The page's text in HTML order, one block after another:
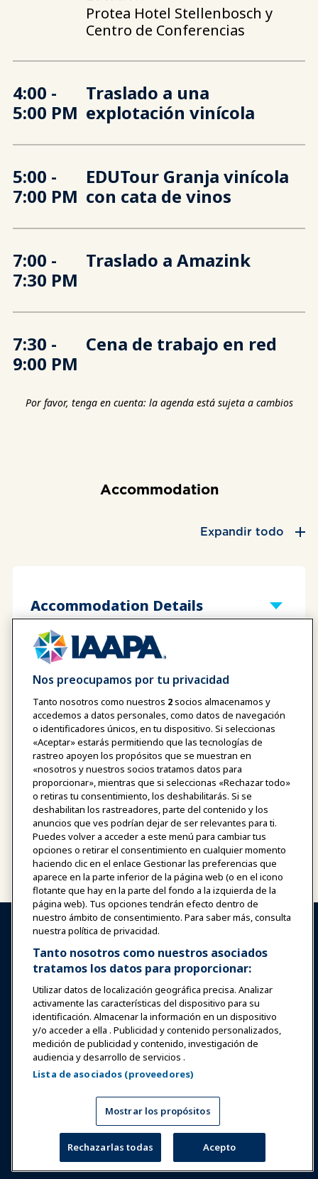
Protea Hotel Stellenbosch y
Centro de Conferencias
4:00 -
5:00 PM
Traslado a una
explotación vinícola
5:00 -
7:00 PM
EDUTour Granja vinícola
con cata de vinos
7:00 -
7:30 PM
Traslado a Amazink
7:30 -
9:00 PM
Cena de trabajo en red
Por favor, tenga en cuenta: la agenda está sujeta a cambios
Accommodation
Expandir todo
Accommodation Details
Sponsorship Opportunities
Expandir todo
Interested in becoming an
event sponsor?
Vea lo que nuestros miembros
están diciendo
Descubra cómo la membresía de IAAPA ha impactado
positivamente a los negocios en la industria de atracciones
Nos preocupamos por tu privacidad
Tanto nosotros como nuestros 2socios almacenamos y
accedemos a datos personales, como datos de navegación
o identificadores únicos, en tu dispositivo. Si seleccionas
«Aceptar» estarás permitiendo que las tecnologías de
rastreo apoyen los propósitos que se muestran en
«nosotros y nuestros socios tratamos datos para
proporcionar», mientras que si seleccionas «Rechazar todo»
o retiras tu consentimiento, los deshabilitarás. Si se
deshabilitan los rastreadores, parte del contenido y los
anuncios que ves podrían dejar de ser relevantes para ti.
Puedes volver a acceder a este menú para cambiar tus
opciones o retirar el consentimiento en cualquier momento
haciendo clic en el enlace Gestionar las preferencias que
aparece en la parte inferior de la página web (o en el icono
flotante que hay en la parte del fondo a la izquierda de la
página web). Tus opciones tendrán efecto dentro de
nuestro ámbito de consentimiento. Para saber más, consulta
nuestra política de privacidad.
Tanto nosotros como nuestros asociados
tratamos los datos para proporcionar:
Utilizar datos de localización geográfica precisa. Analizar
activamente las características del dispositivo para su
identificación. Almacenar la información en un dispositivo
y/o acceder a ella . Publicidad y contenido personalizados,
medición de publicidad y contenido, investigación de
audiencia y desarrollo de servicios .
Lista de asociados (proveedores)
Mostrar los propósitos
Rechazarlas todas Acepto